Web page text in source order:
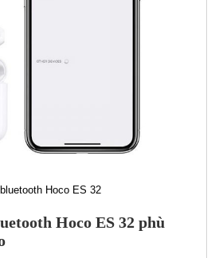
Hoco ES 32
Hoco ES 32 phù